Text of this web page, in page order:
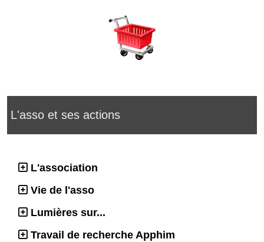
L'asso et ses actions
L'association
Vie de l'asso
Lumières sur...
Travail de recherche Apphim